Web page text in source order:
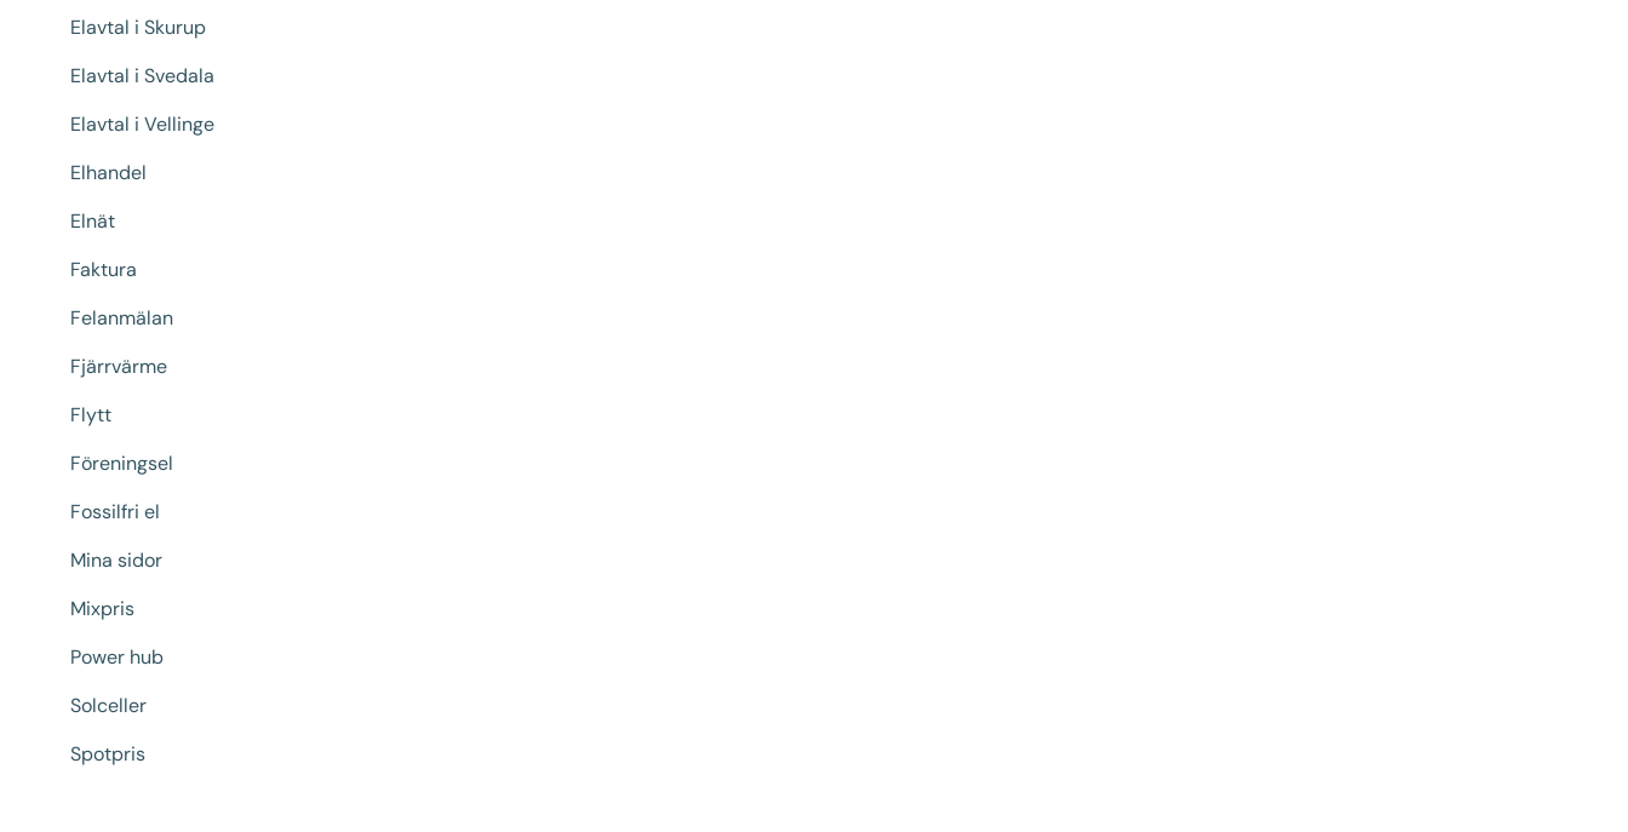
Elavtal i Skurup
Elavtal i Svedala
Elavtal i Vellinge
Elhandel
Elnät
Faktura
Felanmälan
Fjärrvärme
Flytt
Föreningsel
Fossilfri el
Mina sidor
Mixpris
Power hub
Solceller
Spotpris